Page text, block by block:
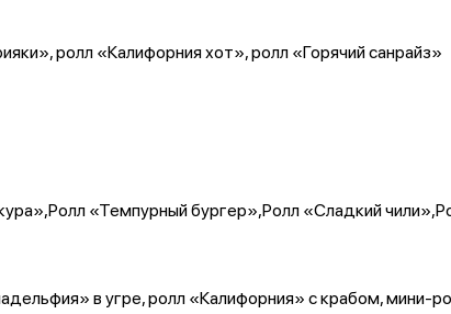
ролл «Калифорния хот», ролл «Горячий санрайз»
«Темпурный бургер»,Ролл «Сладкий
в угре, ролл «Калифорния» с крабом, мини-